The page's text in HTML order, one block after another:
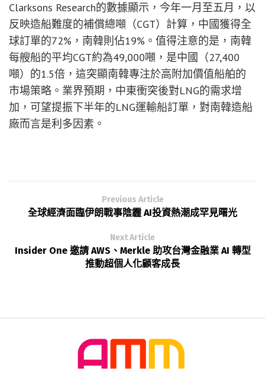
Clarksons Research的數據顯示，今年一月至五月，以
反映造船難度的補償總噸（CGT）計算，中國獲得全
球訂單的72%，南韓則佔19%。值得注意的是，南韓
每艘船的平均CGT約為49,000噸，是中國（27,400
噸）的1.5倍，這突顯南韓專注於高附加價值船舶的
市場策略。業界預期，中東衝突後對LNG的需求增
加，可望提振下半年的LNG運輸船訂單，對南韓造船
廠而言是利多因素。
Previous Article
全球經濟面臨伊朗戰事陰霾 AI投資熱潮成罕見曙光
Next Article
Insider One 邀請 AWS、Merkle 助攻台灣金融業 AI 轉型
推動超個人化顧客成長